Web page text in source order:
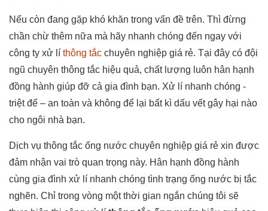
Nếu còn đang gặp khó khăn trong vấn đề trên. Thì đừng
chần chừ thêm nữa mà hãy nhanh chóng đến ngay với
công ty xử lí thông tắc chuyên nghiệp giá rẻ. Tại đây có đội
ngũ chuyên thông tắc hiệu quả, chất lượng luôn hân hạnh
đồng hành giúp đỡ cả gia đình bạn. Xử lí nhanh chóng -
triệt để – an toàn và không để lại bất kì dấu vết gây hại nào
cho ngôi nhà bạn.
Dịch vụ thông tắc ống nước chuyên nghiệp giá rẻ xin được
đảm nhận vai trò quan trọng này. Hân hạnh đồng hành
cùng gia đình xử lí nhanh chóng tình trạng ống nước bị tắc
nghẽn. Chỉ trong vòng một thời gian ngắn chúng tôi sẽ